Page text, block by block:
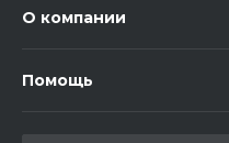
О компании
Помощь